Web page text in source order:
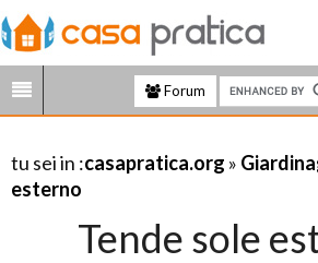
Forum
tu sei in :casapratica.org »
esterno
Tende sole